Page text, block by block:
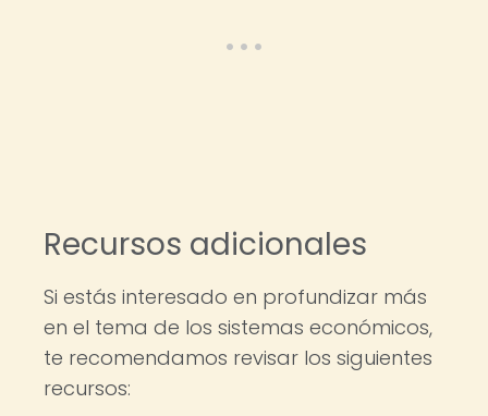
Recursos adicionales
Si estás interesado en profundizar más
en el tema de los sistemas económicos,
te recomendamos revisar los siguientes
recursos: